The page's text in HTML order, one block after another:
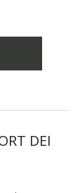
DEI